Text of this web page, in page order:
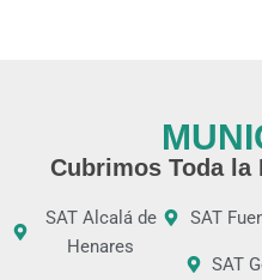
Cubrimos Toda la
SAT Alcalá de
Henares
SAT
SAT